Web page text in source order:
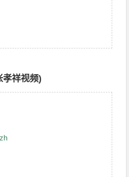
孝祥视频)